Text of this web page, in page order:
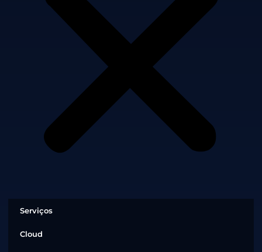
Serviços
Cloud